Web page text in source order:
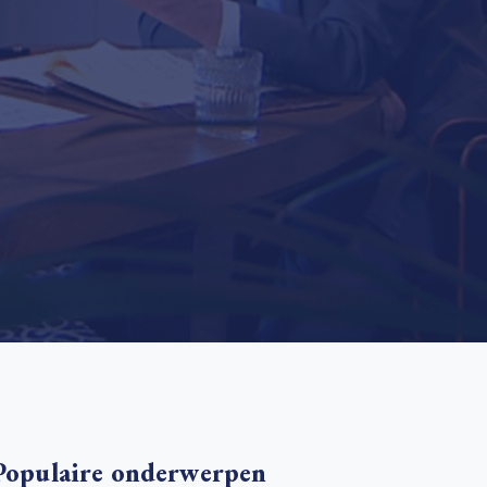
basis leggen voor het Sauki Cookstove Nigeria
voor het mkb: maak van dataverzoeken een
Lees meer
onderwerpen